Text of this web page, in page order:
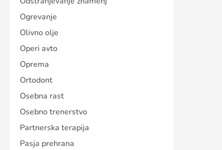
Ogrevanje
Olivno olje
Operi avto
Oprema
Ortodont
Osebna rast
Osebno trenerstvo
Partnerska terapija
Pasja prehrana